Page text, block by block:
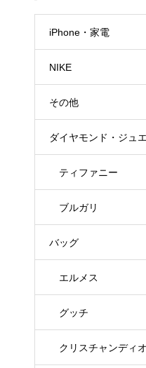
iPhone・家電
NIKE
その他
ダイヤモンド・ジュ
ティファニー
ブルガリ
バッグ
エルメス
グッチ
クリスチャンディ